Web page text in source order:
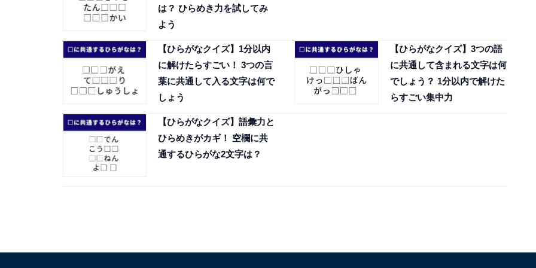
は？ ひらめき力を試してみ
よう
【ひらがなクイズ】1分以内
に解けたらすごい！ 3つの言
葉に共通して入る文字は何で
しょう
【ひらがなクイズ】3つの語
に共通して含まれる文字は何
でしょう？ 1分以内で解けた
らすごい集中力
【ひらがなクイズ】語彙力と
ひらめきがカギ！ 空欄に共
通するひらがな2文字は？